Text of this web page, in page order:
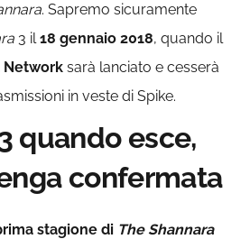
. Sapremo sicuramente
3 il18 gennaio 2018, quando il
Network sarà lanciato e cesserà
in veste di Spike.
quando esce,
confermata
stagione di The Shannara